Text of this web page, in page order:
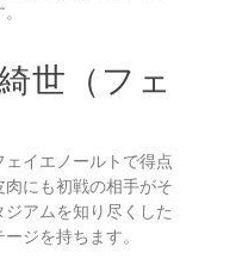
世（フェ
イエノールトで得点
にも初戦の相手がそ
アムを知り尽くした
ジを持ちます。